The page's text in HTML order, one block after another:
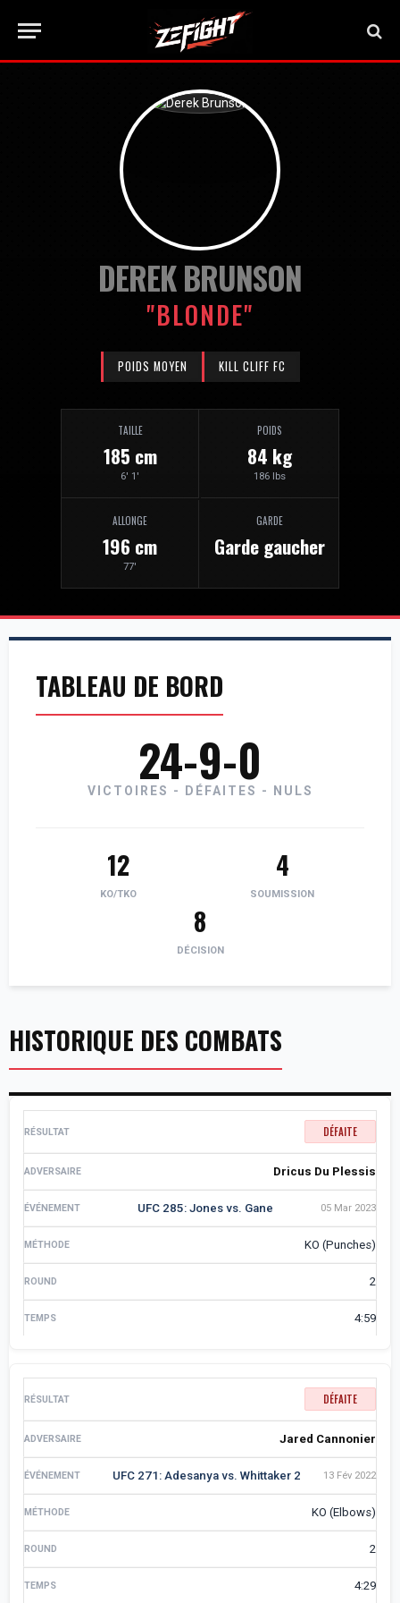
DEREK BRUNSON
"BLONDE"
POIDS MOYEN KILL CLIFF FC
TAILLE
185 cm
6' 1'
POIDS
84 kg
186 lbs
ALLONGE
196 cm
77'
GARDE
Garde gaucher
TABLEAU DE BORD
24-9-0
VICTOIRES - DÉFAITES - NULS
12
KO/TKO
4
SOUMISSION
8
DÉCISION
HISTORIQUE DES COMBATS
DÉFAITE
Dricus Du Plessis
UFC 285: Jones vs. Gane 05 Mar 2023
KO (Punches)
2
4:59
DÉFAITE
Jared Cannonier
UFC 271: Adesanya vs. Whittaker 2 13 Fév 2022
KO (Elbows)
2
4:29